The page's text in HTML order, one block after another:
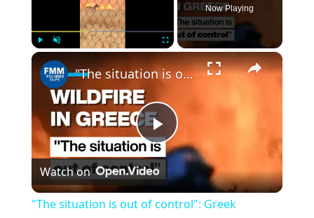
Now Playing
×
Play
Video
"The situation is out of control": Greek firefighters battle wildfire for fourth day
Watch on
"The situation is out of control": Greek